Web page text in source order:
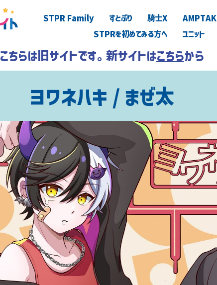
STPR Family すとぷり 騎士X AMPTAK
STPRを初めてみる方へ
ユニット
こちらは旧サイトです。新サイトはこちらから
ヨワネハキ / まぜ太